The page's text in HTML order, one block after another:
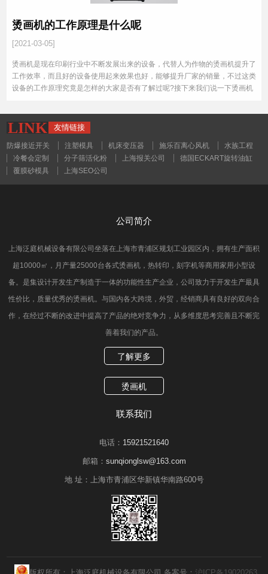
烫画机的工作原理是什么呢
[2021-03-05]
烫画机是现在印刷行业中不断发展出来的设备，代替人为作物的烫画机提升了
工作效率，而且好的设备使用起来效果也好，能够提升厂家的销量，不过这类
设备的工作原理究竟是怎样的大家是否有了解过呢?接下来我们说一下烫画机
LINK 友情链接
防爆接近开关 注塑模具 机床变压器 施乐百离心风机
水族工程
冷餐会定制
分子筛活化粉 上海报关公司
德国ECKART旋转油缸
覆膜砂模具
上海SEO公司
公司简介
上海泛庭机械设备有限公司坐落在上海市青浦区规划工业园区内，拥有生产面积
超10000㎡，月产量25000台各式烫画机，热转印，刻字机等商用家用小型设
备。是集设计开发生产制造于一体的功能性生产企业，公司致力于开发生产最具
性价比，质量优秀的烫画机。与国内各大跨境，外贸，经销商具有良好的双向合
作，在经过不断的改进中提高了产品的绝对竞争力，从多维度思考完善且不断完
善着我们的产品。
了解更多
烫画机
联系我们
电话： 15921521640
邮箱： sunqionglsw@163.com
地 址： 上海市青浦区华新镇华南路600号